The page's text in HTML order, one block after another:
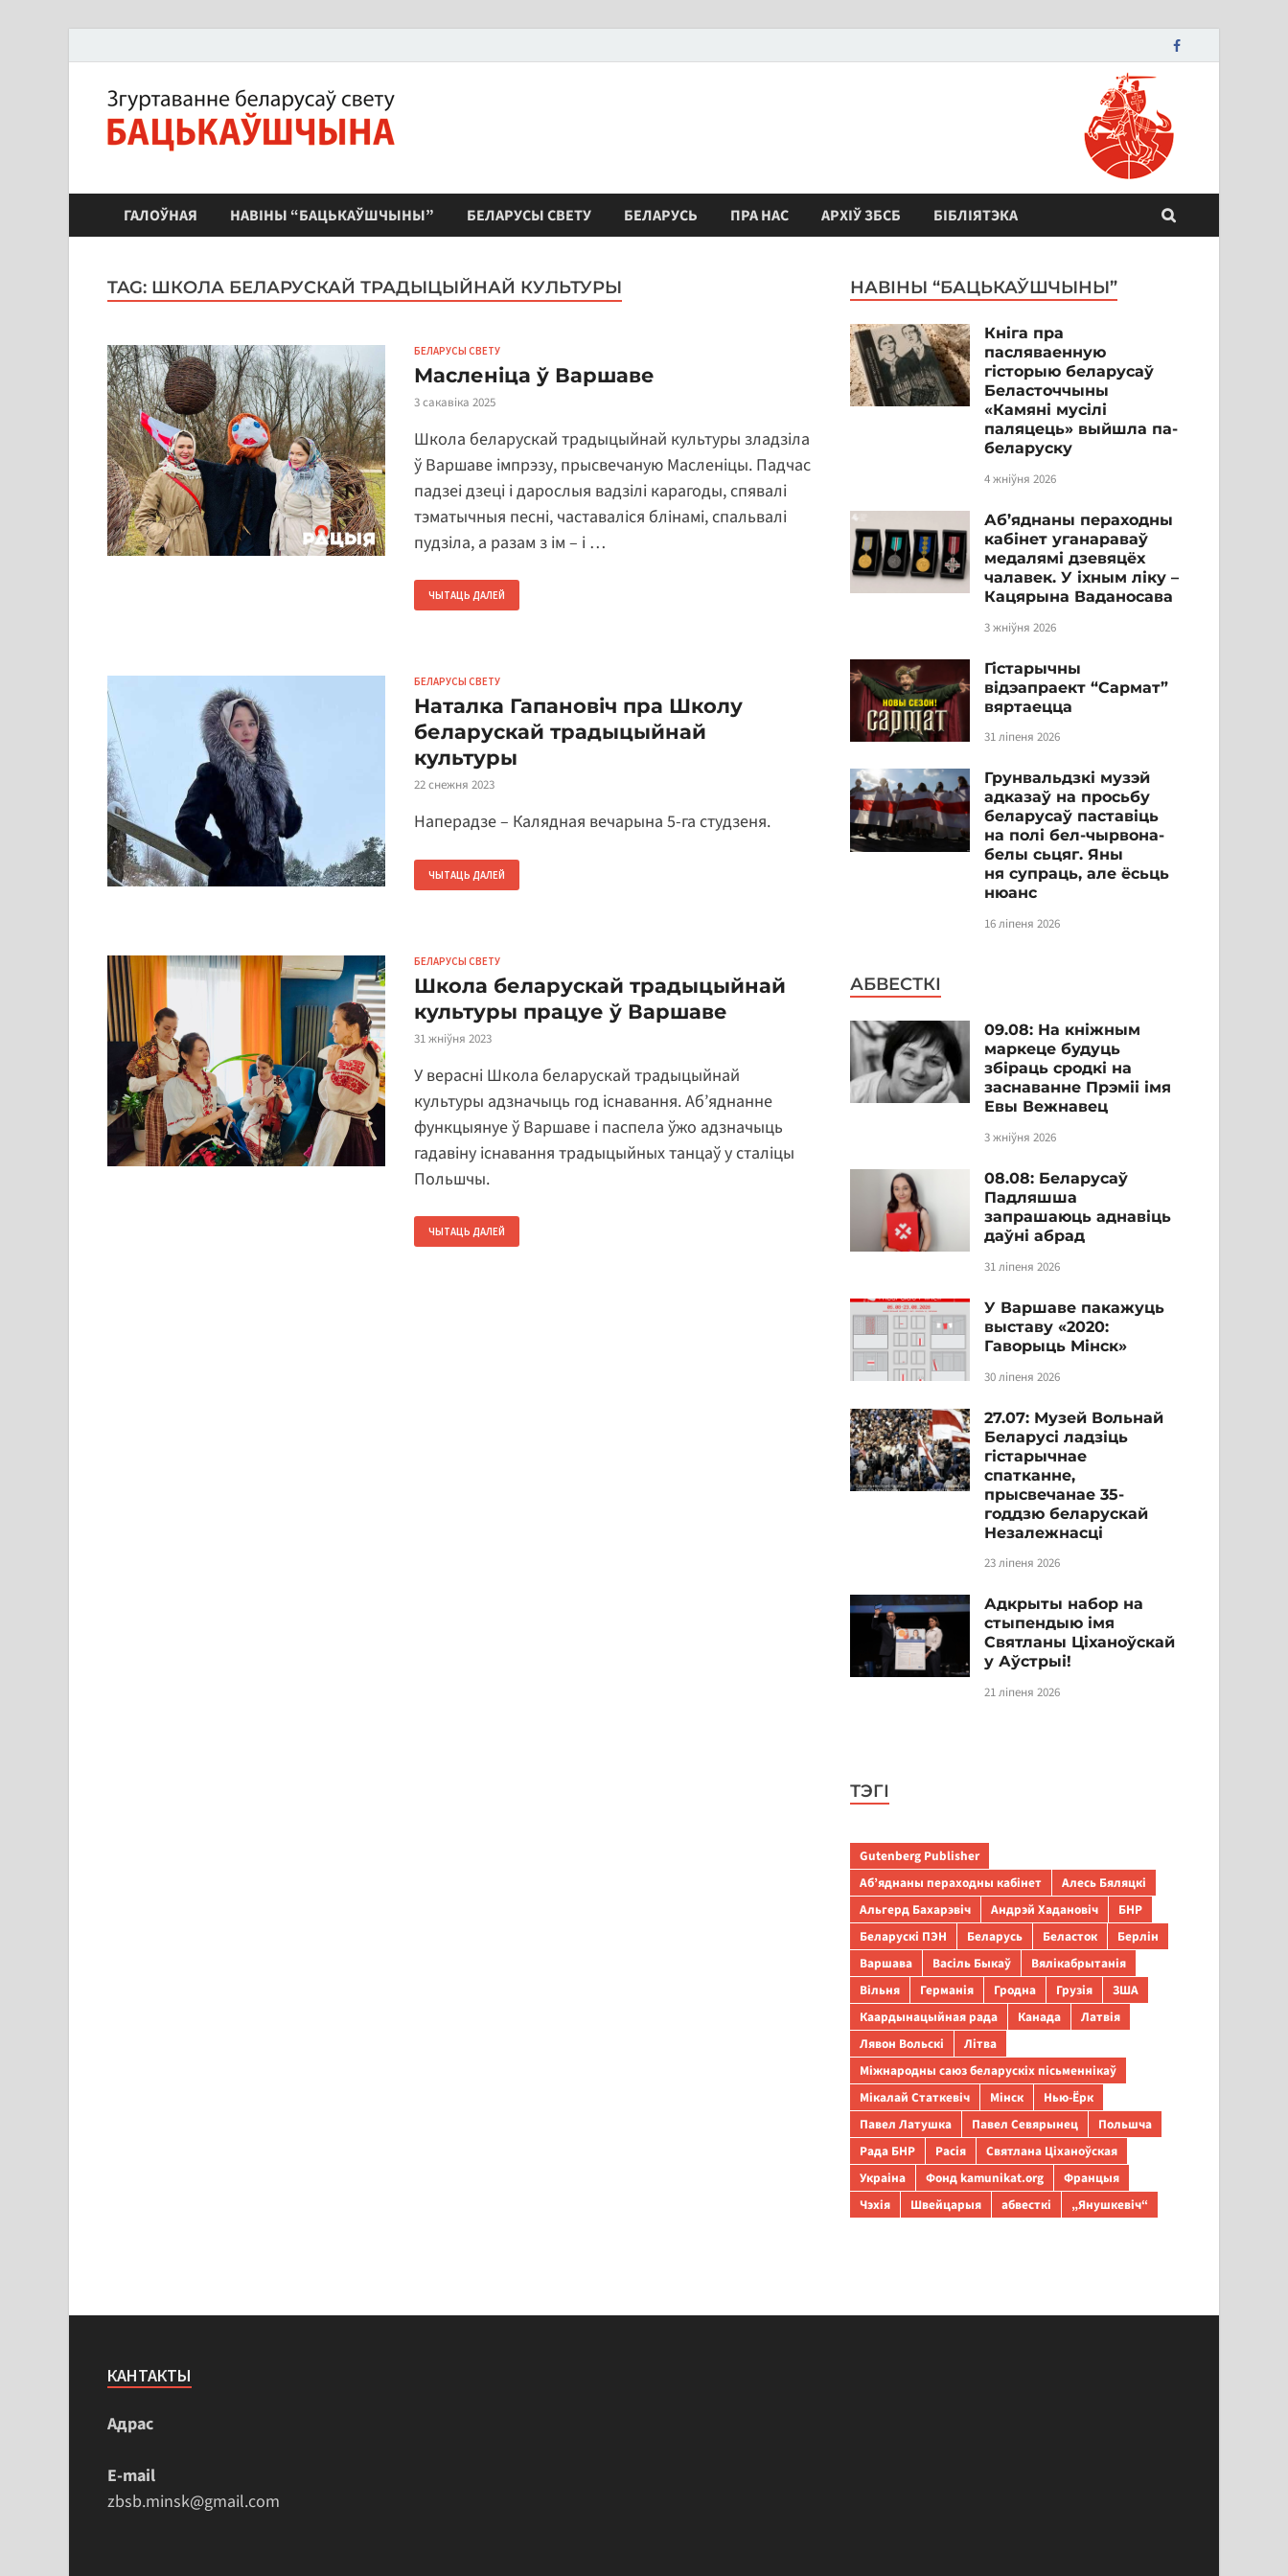
ЗБС "Бацькаўшчына"
ГАЛОЎНАЯ НАВІНЫ “БАЦЬКАЎШЧЫНЫ” БЕЛАРУСЫ СВЕТУ БЕЛАРУСЬ ПРА НАС АРХІЎ ЗБСБ БІБЛІЯТЭКА
TAG: ШКОЛА БЕЛАРУСКАЙ ТРАДЫЦЫЙНАЙ КУЛЬТУРЫ
БЕЛАРУСЫ СВЕТУ
Масленіца ў Варшаве
3 сакавіка 2025
Школа беларускай традыцыйнай культуры зладзіла
ў Варшаве імпрэзу, прысвечаную Масленіцы. Падчас
падзеі дзеці і дарослыя вадзілі карагоды, спявалі
тэматычныя песні, частаваліся блінамі, спальвалі
пудзіла, а разам з ім – і …
ЧЫТАЦЬ ДАЛЕЙ
БЕЛАРУСЫ СВЕТУ
Наталка Гапановіч пра Школу
беларускай традыцыйнай
культуры
22 снежня 2023
Наперадзе – Калядная вечарына 5-га студзеня.
ЧЫТАЦЬ ДАЛЕЙ
БЕЛАРУСЫ СВЕТУ
Школа беларускай традыцыйнай
культуры працуе ў Варшаве
31 жніўня 2023
У верасні Школа беларускай традыцыйнай
культуры адзначыць год існавання. Аб’яднанне
функцыянуе ў Варшаве і паспела ўжо адзначыць
гадавіну існавання традыцыйных танцаў у сталіцы
Польшчы.
ЧЫТАЦЬ ДАЛЕЙ
НАВІНЫ “БАЦЬКАЎШЧЫНЫ”
Кніга пра
пасляваенную
гісторыю беларусаў
Беласточчыны
«Камяні мусілі
паляцець» выйшла па-
беларуску
4 жніўня 2026
Аб’яднаны пераходны
кабінет уганараваў
медалямі дзевяцёх
чалавек. У іхным ліку –
Кацярына Ваданосава
3 жніўня 2026
Гістарычны
відэапраект “Сармат”
вяртаецца
31 ліпеня 2026
Грунвальдзкі музэй
адказаў на просьбу
беларусаў паставіць
на полі бел-чырвона-
белы сьцяг. Яны
ня супраць, але ёсьць
нюанс
16 ліпеня 2026
АБВЕСТКІ
09.08: На кніжным
маркеце будуць
збіраць сродкі на
заснаванне Прэміі імя
Евы Вежнавец
3 жніўня 2026
08.08: Беларусаў
Падляшша
запрашаюць аднавіць
даўні абрад
31 ліпеня 2026
У Варшаве пакажуць
выставу «2020:
Гаворыць Мінск»
30 ліпеня 2026
27.07: Музей Вольнай
Беларусі ладзіць
гістарычнае
спатканне,
прысвечанае 35-
годдзю беларускай
Незалежнасці
23 ліпеня 2026
Адкрыты набор на
стыпендыю імя
Святланы Ціханоўскай
у Аўстрыі!
21 ліпеня 2026
ТЭГІ
Gutenberg Publisher
Аб’яднаны пераходны кабінет
Алесь Бяляцкі
Альгерд Бахарэвіч
Андрэй Хадановіч
БНР
Беларускі ПЭН
Беларусь Беласток
Берлін
Варшава
Васіль Быкаў
Вялікабрытанія
Вільня
Германія Гродна Грузія
ЗША
Каардынацыйная рада
Канада
Латвія
Лявон Вольскі
Літва
Міжнародны саюз беларускіх пісьменнікаў
Мікалай Статкевіч
Мінск
Нью-Ёрк
Павел Латушка
Павел Севярынец
Польшча
Рада БНР
Расія
Святлана Ціханоўская
Украіна
Фонд kamunikat.org
Францыя
Чэхія
Швейцарыя абвесткі „Янушкевіч“
КАНТАКТЫ
Адрас
E-mail
zbsb.minsk@gmail.com